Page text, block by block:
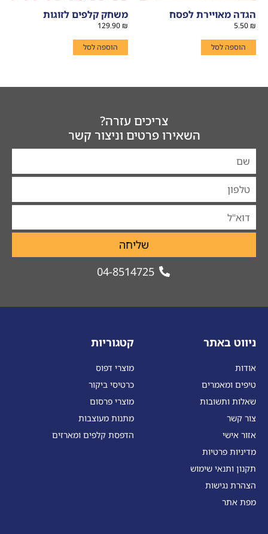
הגדה מאויירת לפסח
₪
הוספה לסל
משחק קלפים לזוגות
₪
הוספה לסל
צריכים עזרה?
השאירו פרטים וניצור קשר
שליחה
04-8514725
ניווט באתר
אודות
טיפים ומאמרים
שאלות ותשובות
צור קשר
אזור אישי
מדיניות פרטיות
תקנון ותנאי שימוש
הצהרת נגישות
מפת אתר
קטגוריות
מוצרי דפוס
כרטיסי ביקור
מוצרי פרסום
מתנות מעוצבות
הדפסת קלפים ומארזים